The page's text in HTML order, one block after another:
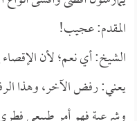
المقدم: عجيب!
الشيخ: أي نعم؛ لأن الإقصاء
يعني: رفض الآخر، وهذا